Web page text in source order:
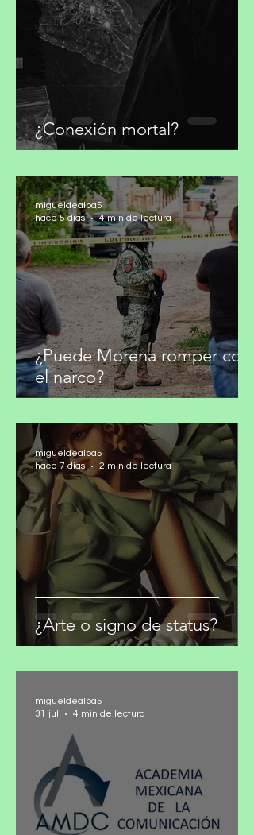
¿Conexión mortal?
¿Puede Morena romper con
el narco?
migueldealba5
hace 5 días
4 min de lectura
¿Arte o signo de status?
migueldealba5
hace 7 días
2 min de lectura
4 min de lectura